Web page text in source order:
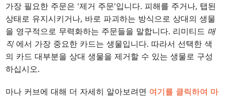
가장 필요한 주문은 '제거 주문'입니다. 피해를 주거나, 탭된
상태로 유지시키거나, 바로 파괴하는 방식으로 상대의 생물
을 영구적으로 무력화하는 주문들을 말합니다. 리미티드 매
직에서 가장 중요한 카드는 생물입니다. 따라서 선택한 색
의 카드 대부분을 상대 생물을 제거할 수 있는 생물로 구성
하십시오.
마나 커브에 대해 더 자세히 알아보려면 여기를 클릭하여 마